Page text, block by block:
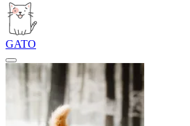
GATO